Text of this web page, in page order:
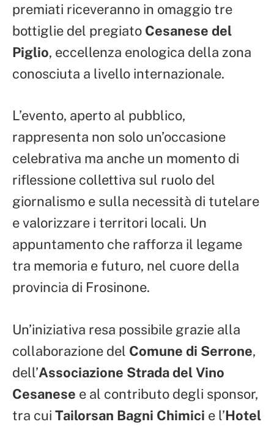
premiati riceveranno in omaggio tre
bottiglie del pregiato Cesanese del
Piglio, eccellenza enologica della zona
conosciuta a livello internazionale.
L’evento, aperto al pubblico,
rappresenta non solo un’occasione
celebrativa ma anche un momento di
riflessione collettiva sul ruolo del
giornalismo e sulla necessità di tutelare
e valorizzare i territori locali. Un
appuntamento che rafforza il legame
tra memoria e futuro, nel cuore della
provincia di Frosinone.
Un’iniziativa resa possibile grazie alla
collaborazione del Comune di Serrone,
dell’Associazione Strada del Vino
Cesanese e al contributo degli sponsor,
tra cui Tailorsan Bagni Chimici e l’Hotel